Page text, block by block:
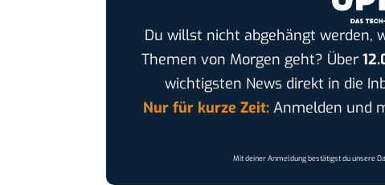
Du willst nicht abgehängt werden,
Themen von Morgen geht? Über
wichtigsten News direkt in die
Nur für kurze Zeit:Anmelden und
Mit deiner Anmeldung bestätigst du unsere